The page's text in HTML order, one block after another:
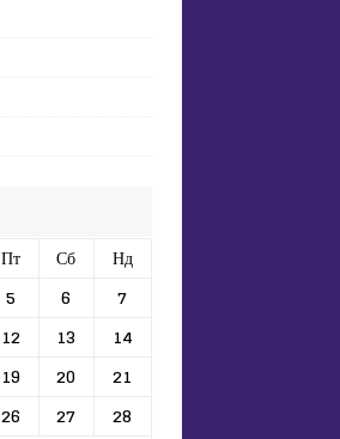
Пт Сб
Нд
5 6
7
12 13
14
19 20
21
26 27
28